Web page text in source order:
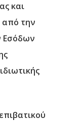
και
από την
Εσόδων